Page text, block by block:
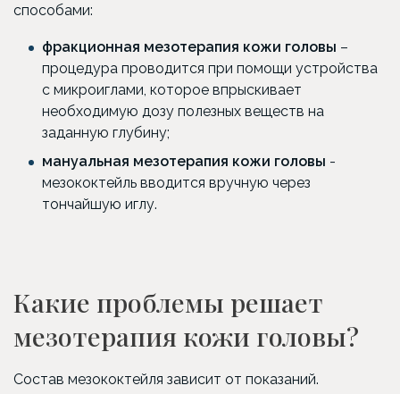
способами:
фракционная мезотерапия кожи головы –
процедура проводится при помощи устройства
с микроиглами, которое впрыскивает
необходимую дозу полезных веществ на
заданную глубину;
мануальная мезотерапия кожи головы -
мезококтейль вводится вручную через
тончайшую иглу.
Какие проблемы решает
мезотерапия кожи головы?
Состав мезококтейля зависит от показаний.